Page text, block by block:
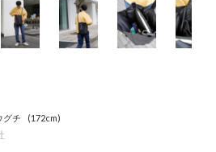
グチ 172cm